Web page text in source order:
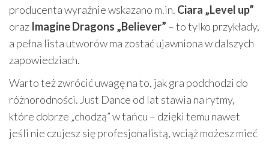
producenta wyraźnie wskazano m.in. Ciara „Level up”
oraz Imagine Dragons „Believer” – to tylko przykłady,
a pełna lista utworów ma zostać ujawniona w dalszych
zapowiedziach.
Warto też zwrócić uwagę na to, jak gra podchodzi do
różnorodności. Just Dance od lat stawia na rytmy,
które dobrze „chodzą” w tańcu – dzięki temu nawet
jeśli nie czujesz się profesjonalistą, wciąż możesz mieć